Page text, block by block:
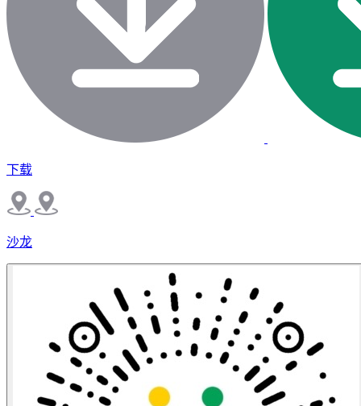
下载
沙龙